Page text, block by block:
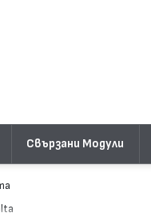
Свързани Модули